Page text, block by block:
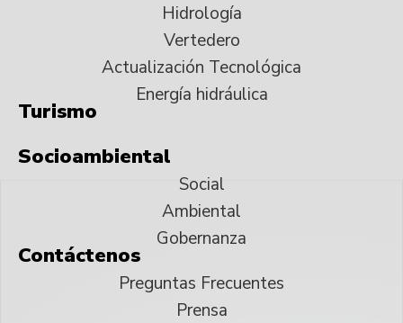
Hidrología
Vertedero
Actualización Tecnológica
Energía hidráulica
Turismo
Socioambiental
Social
Ambiental
Gobernanza
Contáctenos
Preguntas Frecuentes
Prensa